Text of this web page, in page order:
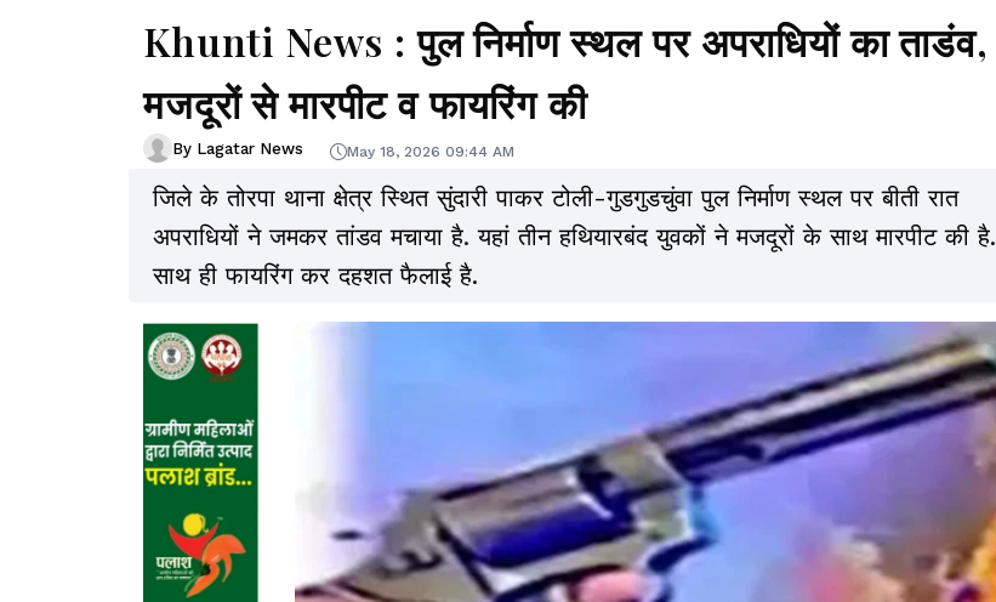
Khunti News : पुल निर्माण स्थल पर अपराधियों का ताडंव,
मजदूरों से मारपीट व फायरिंग की
By Lagatar News May 18, 2026 09:44 AM
जिले के तोरपा थाना क्षेत्र स्थित सुंदारी पाकर टोली-गुडगुडचुंवा पुल निर्माण स्थल पर बीती रात
अपराधियों ने जमकर तांडव मचाया है. यहां तीन हथियारबंद युवकों ने मजदूरों के साथ मारपीट की है.
साथ ही फायरिंग कर दहशत फैलाई है.